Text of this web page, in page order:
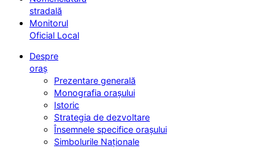
stradală
Monitorul
Oficial Local
Despre
oraș
Prezentare generală
Monografia orașului
Istoric
Strategia de dezvoltare
Însemnele specifice orașului
Simbolurile Naționale